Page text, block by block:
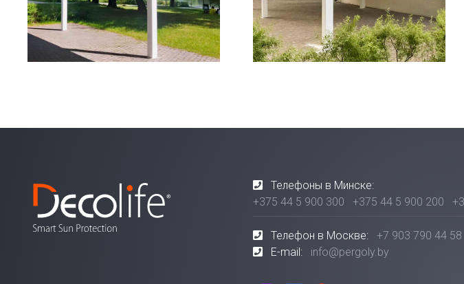
Телефоны в Минске:
+375 44 5 900 300
+375 44 5 900 200
Телефон в Москве:
+7 903 790 44 58
E-mail:
info@pergoly.by